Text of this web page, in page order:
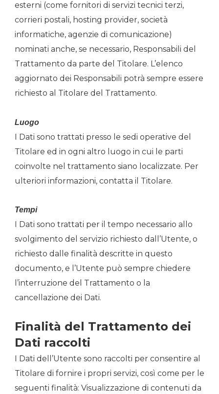
esterni (come fornitori di servizi tecnici terzi,
corrieri postali, hosting provider, società
informatiche, agenzie di comunicazione)
nominati anche, se necessario, Responsabili del
Trattamento da parte del Titolare. L’elenco
aggiornato dei Responsabili potrà sempre essere
richiesto al Titolare del Trattamento.
Luogo
I Dati sono trattati presso le sedi operative del
Titolare ed in ogni altro luogo in cui le parti
coinvolte nel trattamento siano localizzate. Per
ulteriori informazioni, contatta il Titolare.
Tempi
I Dati sono trattati per il tempo necessario allo
svolgimento del servizio richiesto dall’Utente, o
richiesto dalle finalità descritte in questo
documento, e l’Utente può sempre chiedere
l’interruzione del Trattamento o la
cancellazione dei Dati.
Finalità del Trattamento dei
Dati raccolti
I Dati dell’Utente sono raccolti per consentire al
Titolare di fornire i propri servizi, così come per le
seguenti finalità: Visualizzazione di contenuti da